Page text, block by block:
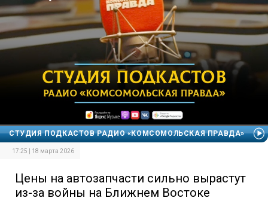
СТУДИЯ ПОДКАСТОВ РАДИО «КОМСОМОЛЬСКАЯ ПРАВДА»
17:25 | 18 марта 2026
Цены на автозапчасти сильно вырастут
из-за войны на Ближнем Востоке